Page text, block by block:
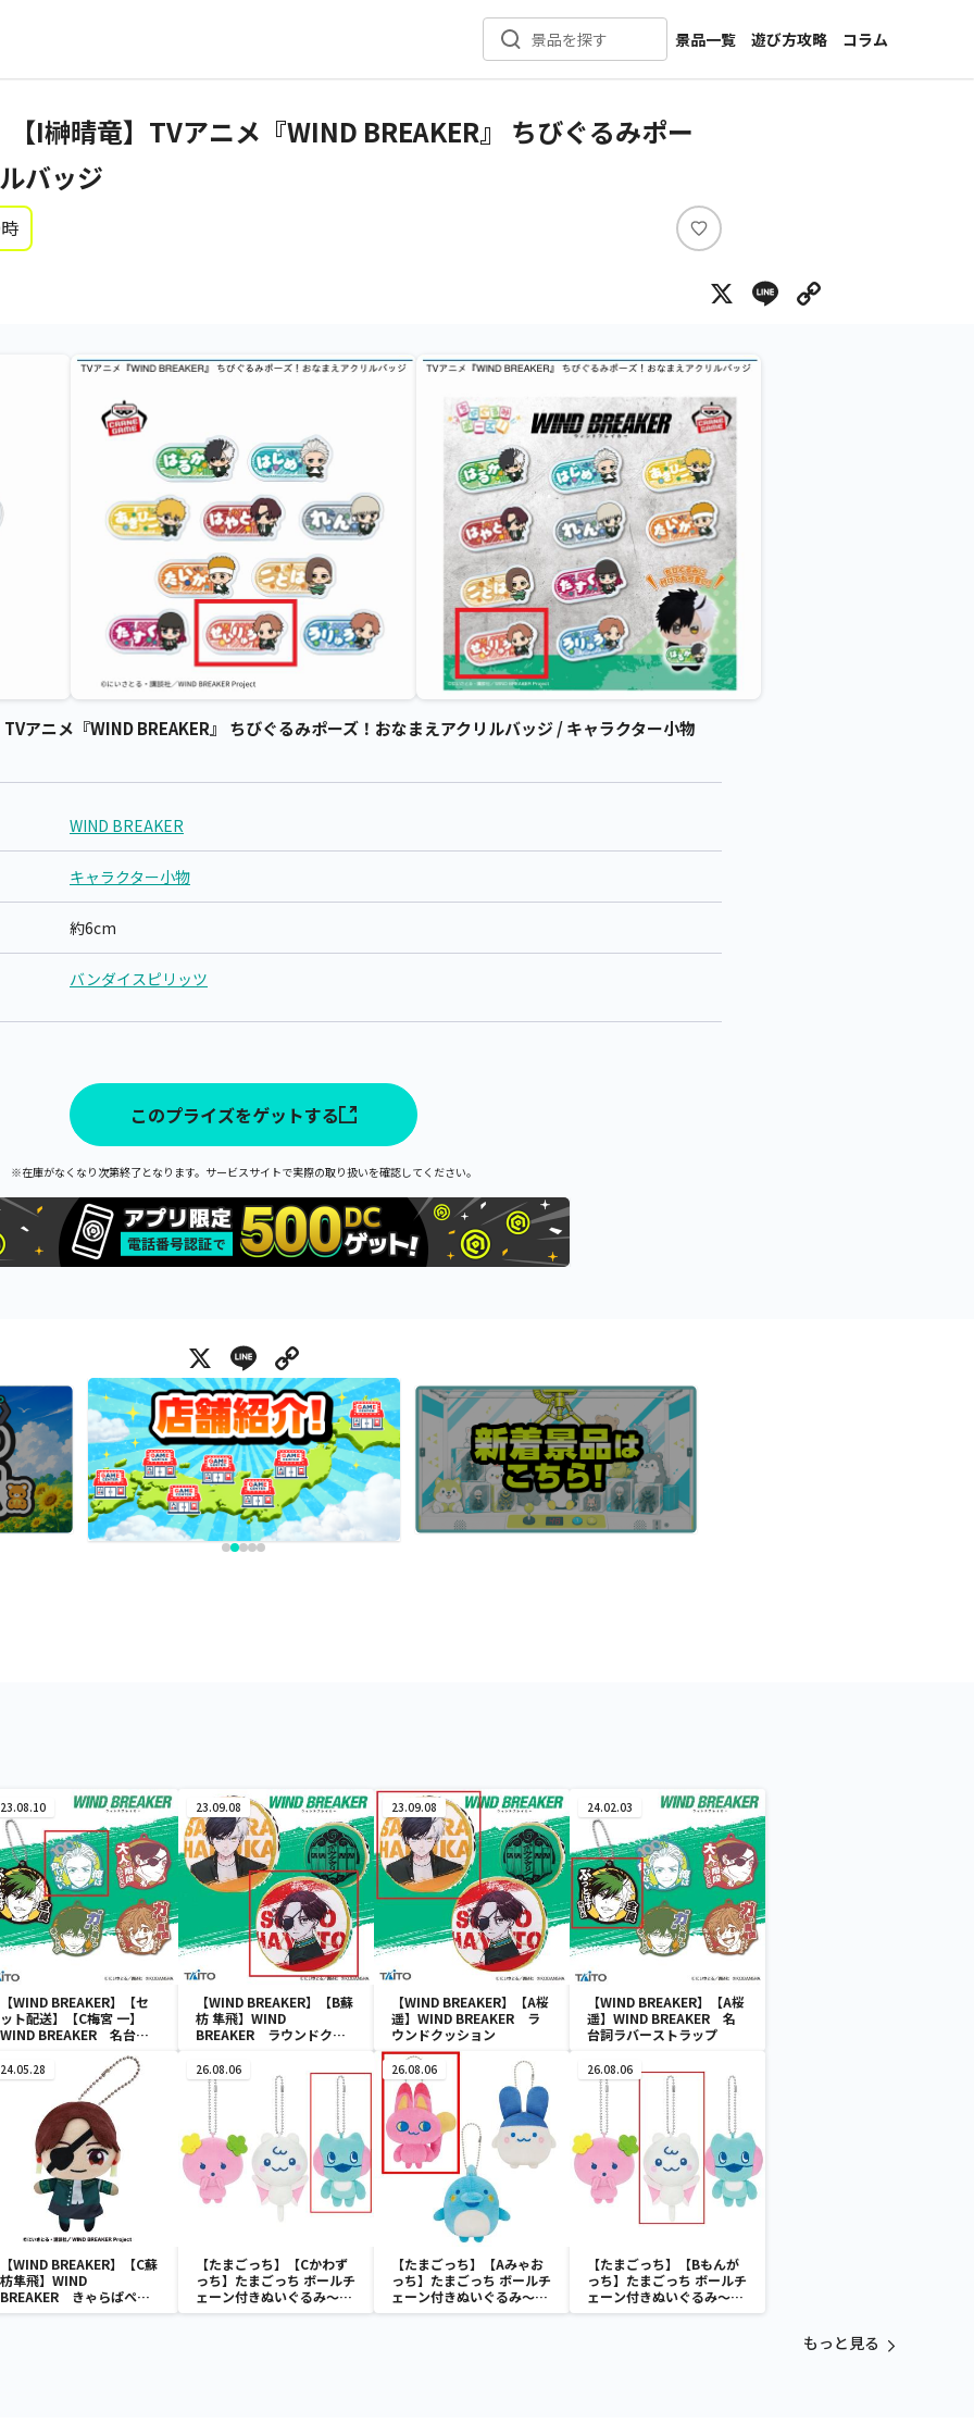
景品を探す
景品一覧
新着景品
遊び方攻略
コラム
インタビュー
【I榊晴竜】TVアニメ『WIND BREAKER』 ちびぐるみポー
バッジ
い
ね
X Line
アニメ『WIND BREAKER』 ちびぐるみポーズ！おなまえアクリルバッジ / キャラクター小物
WIND BREAKER
キャラクター小物
約6cm
バンダイスピリッツ
このプライズをゲットする
※在庫がなくなり次第終了となります。サービスサイトで実際の取り扱いを確認してください。
X Line
23.08.10
【WIND BREAKER】【セ
ット配送】【C梅宮 一】
WIND BREAKER 名台詞
23.09.08
【WIND BREAKER】【B蘇
枋 隼飛】WIND
BREAKER ラウンドクッ
23.09.08
【WIND BREAKER】【A桜
遥】WIND BREAKER ラ
ウンドクッション
24.02.03
【WIND BREAKER】【A桜
遥】WIND BREAKER 名
台詞ラバーストラップ
24.05.28
【WIND BREAKER】【C蘇
枋隼飛】WIND
BREAKER きゃらぱぺ
mini
26.08.06
【たまごっち】【Cかわず
っち】たまごっち ボールチ
ェーン付きぬいぐるみ～
Tamagotchi Paradise～
26.08.06
【たまごっち】【Aみゃお
っち】たまごっち ボールチ
ェーン付きぬいぐるみ～
Tamagotchi Paradise～
26.08.06
【たまごっち】【Bもんが
っち】たまごっち ボールチ
ェーン付きぬいぐるみ～
Tamagotchi Paradise～
もっと見る